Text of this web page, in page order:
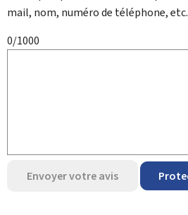
mail, nom, numéro de téléphone, etc.
0/1000
Envoyer votre avis